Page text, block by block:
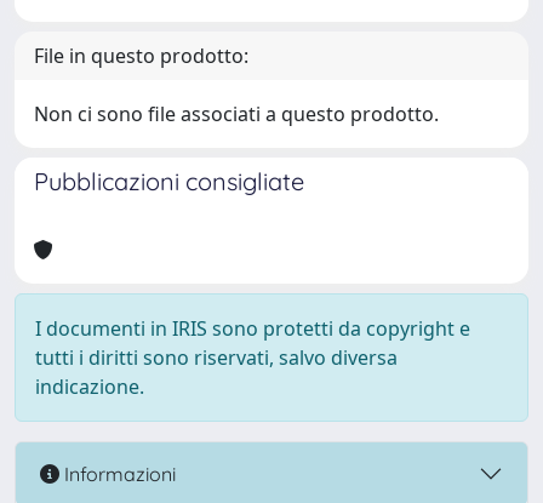
File in questo prodotto:
Non ci sono file associati a questo prodotto.
Pubblicazioni consigliate
I documenti in IRIS sono protetti da copyright e
tutti i diritti sono riservati, salvo diversa
indicazione.
Informazioni